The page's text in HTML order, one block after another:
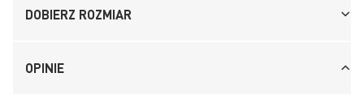
DOBIERZ ROZMIAR
OPINIE